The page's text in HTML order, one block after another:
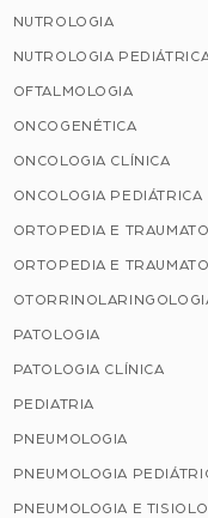
NUTROLOGIA
NUTROLOGIA
OFTALMOLOGIA
ONCOGENÉTICA
ONCOLOGIA CLÍNICA
ONCOLOGIA PEDIÁTRICA
ORTOPEDIA E
ORTOPEDIA E
PATOLOGIA
PATOLOGIA CLÍNICA
PEDIATRIA
PNEUMOLOGIA
PNEUMOLOGIA
PNEUMOLOGIA E